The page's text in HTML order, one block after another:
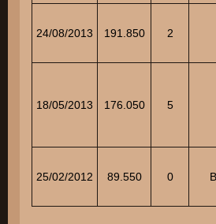
24/08/2013 191.850 2
18/05/2013 176.050 5
25/02/2012 89.550 0